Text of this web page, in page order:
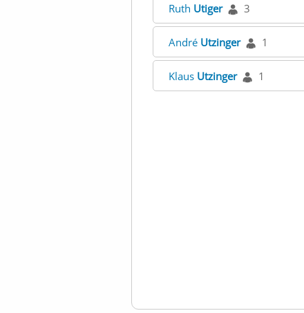
Ruth Utiger 3
André Utzinger 1
Klaus Utzinger 1